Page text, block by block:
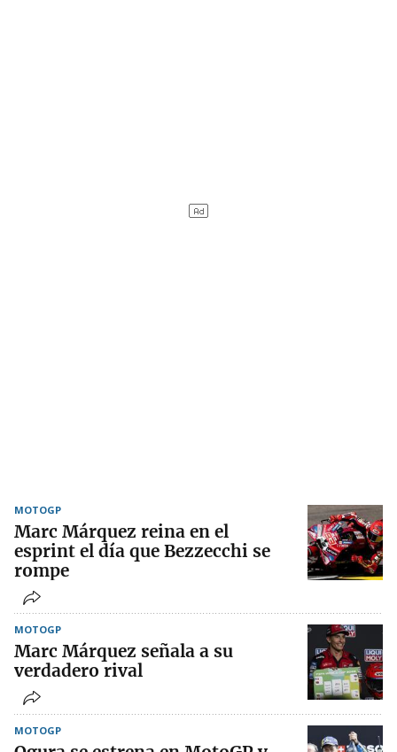
MOTOGP
Marc Márquez reina en el
esprint el día que Bezzecchi se
rompe
MOTOGP
Marc Márquez señala a su
verdadero rival
MOTOGP